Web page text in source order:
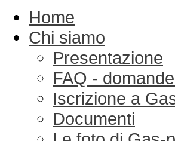
Home
Chi siamo
Presentazione
FAQ -
Iscrizione a
Documenti